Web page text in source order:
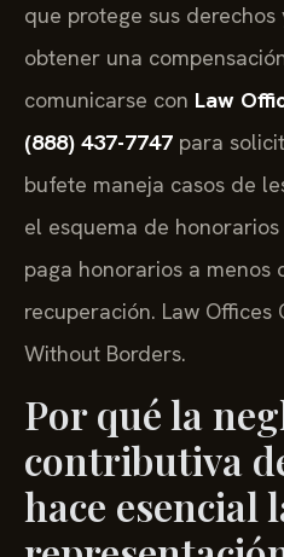
que protege sus
obtener una
comunicarse con Law
(888) 437-7747 para
bufete maneja casos de
el esquema de
paga honorarios a menos
recuperación. Law Offices
Without Borders.
Por qué la
contributiva
hace esencial